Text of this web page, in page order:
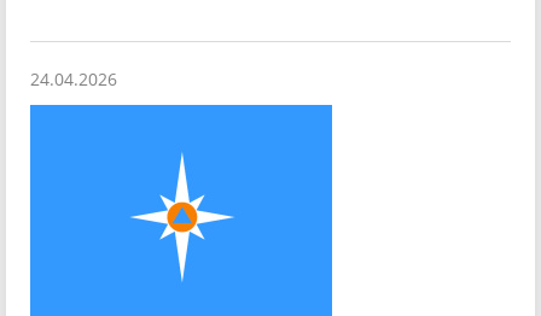
24.04.2026